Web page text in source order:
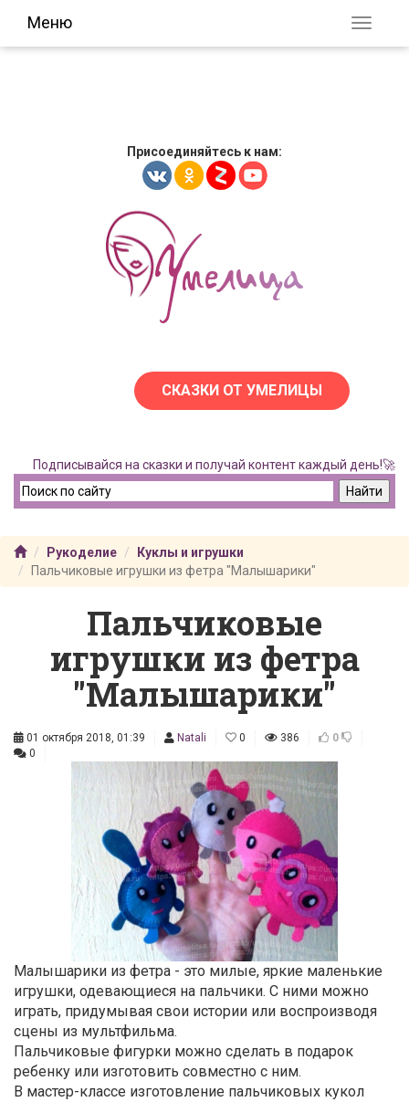
Меню
Присоединяйтесь к нам:
СКАЗКИ ОТ УМЕЛИЦЫ
Подписывайся на сказки и получай контент каждый день!🚀
Рукоделие
Куклы и игрушки
Пальчиковые игрушки из фетра "Малышарики"
Пальчиковые
игрушки из фетра
"Малышарики"
01 октября 2018, 01:39 Natali 0 386
0
0
Малышарики из фетра - это милые, яркие маленькие
игрушки, одевающиеся на пальчики. С ними можно
играть, придумывая свои истории или воспроизводя
сцены из мультфильма.
Пальчиковые фигурки можно сделать в подарок
ребенку или изготовить совместно с ним.
В мастер-классе изготовление пальчиковых кукол